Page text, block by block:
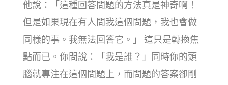
他說：「這種回答問題的方法真是神奇啊！
但是如果現在有人問我這個問題，我也會做
同樣的事。我無法回答它。」 這只是轉換焦
點而已。你問說：「我是誰？」同時你的頭
腦就專注在這個問題上，而問題的答案卻剛